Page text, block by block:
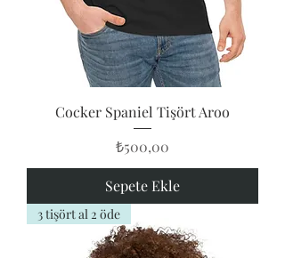
Cocker Spaniel Tişört Aroo
Fiyat
₺500,00
Sepete Ekle
3 tişört al 2 öde